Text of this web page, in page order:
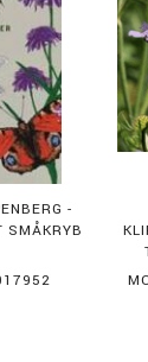
-
SMÅKRYB